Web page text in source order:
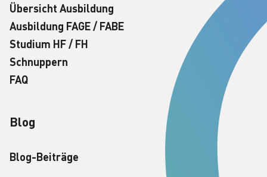
Übersicht Ausbildung
Ausbildung FAGE / FABE
Studium HF / FH
Schnuppern
FAQ
Blog
Blog-Beiträge